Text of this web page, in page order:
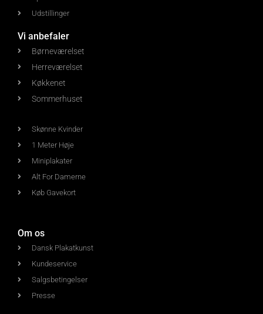
Udstillinger
Vi anbefaler
Børneværelset
Herreværelset
Køkkenet
Sommerhuset
Skønne Kvinder
1 Meter Høje
Miniplakater
Alt For Damerne
Køb Gavekort
Om os
Dansk Plakatkunst
Kundeservice
Salgsbetingelser
Presse